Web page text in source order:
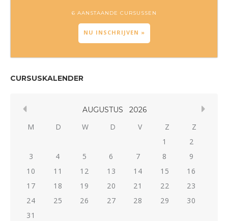
6 AANSTAANDE CURSUSSEN
NU INSCHRIJVEN »
CURSUSKALENDER
AUGUSTUS 2026
M D W D V Z
Z
1
2
3
4 5 6 7 8
9
10
11 12 13 14 15
16
17
18 19 20 21 22
23
24
25 26 27 28 29
30
31